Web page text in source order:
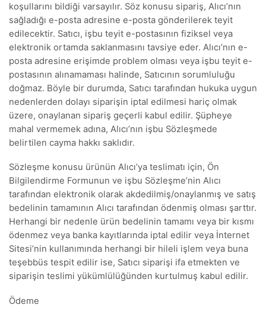
koşullarını bildiği varsayılır. Söz konusu sipariş, Alıcı’nın
sağladığı e-posta adresine e-posta gönderilerek teyit
edilecektir. Satıcı, işbu teyit e-postasının fiziksel veya
elektronik ortamda saklanmasını tavsiye eder. Alıcı’nın e-
posta adresine erişimde problem olması veya işbu teyit e-
postasının alınamaması halinde, Satıcının sorumluluğu
doğmaz. Böyle bir durumda, Satıcı tarafından hukuka uygun
nedenlerden dolayı siparişin iptal edilmesi hariç olmak
üzere, onaylanan sipariş geçerli kabul edilir. Şüpheye
mahal vermemek adına, Alıcı’nın işbu Sözleşmede
belirtilen cayma hakkı saklıdır.
Sözleşme konusu ürünün Alıcı’ya teslimatı için, Ön
Bilgilendirme Formunun ve işbu Sözleşme’nin Alıcı
tarafından elektronik olarak akdedilmiş/onaylanmış ve satış
bedelinin tamamının Alıcı tarafından ödenmiş olması şarttır.
Herhangi bir nedenle ürün bedelinin tamamı veya bir kısmı
ödenmez veya banka kayıtlarında iptal edilir veya İnternet
Sitesi’nin kullanımında herhangi bir hileli işlem veya buna
teşebbüs tespit edilir ise, Satıcı siparişi ifa etmekten ve
siparişin teslimi yükümlülüğünden kurtulmuş kabul edilir.
Ödeme